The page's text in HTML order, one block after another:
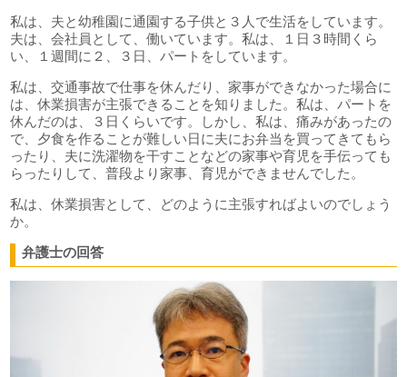
私は、夫と幼稚園に通園する子供と３人で生活をしています。
夫は、会社員として、働いています。私は、１日３時間くら
い、１週間に２、３日、パートをしています。
私は、交通事故で仕事を休んだり、家事ができなかった場合に
は、休業損害が主張できることを知りました。私は、パートを
休んだのは、３日くらいです。しかし、私は、痛みがあったの
で、夕食を作ることが難しい日に夫にお弁当を買ってきてもら
ったり、夫に洗濯物を干すことなどの家事や育児を手伝っても
らったりして、普段より家事、育児ができませんでした。
私は、休業損害として、どのように主張すればよいのでしょう
か。
弁護士の回答